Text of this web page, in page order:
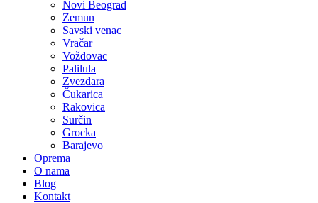
Novi Beograd
Zemun
Savski venac
Vračar
Voždovac
Palilula
Zvezdara
Čukarica
Rakovica
Surčin
Grocka
Barajevo
Oprema
O nama
Blog
Kontakt